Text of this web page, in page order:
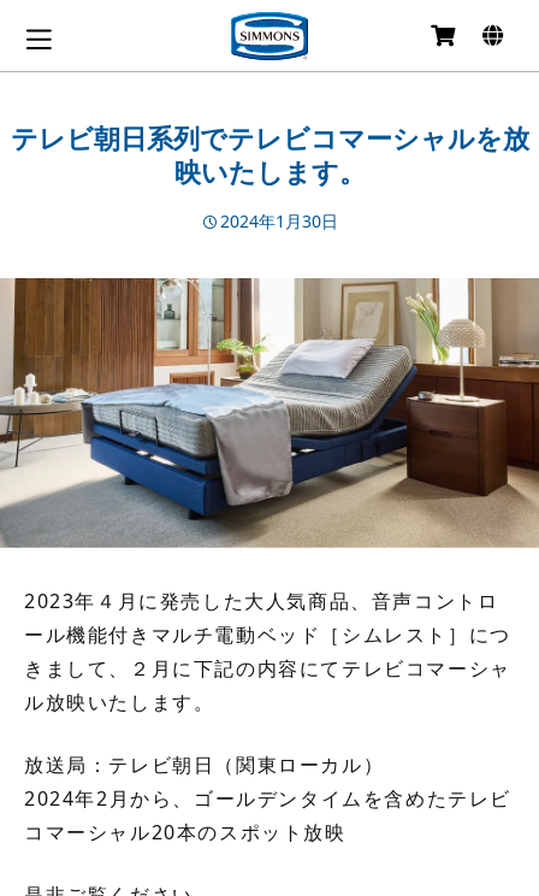
ン
ツ
テレビ朝日系列でテレビコマーシャルを放
映いたします。
2024年1月30日
2023年４月に発売した大人気商品、音声コントロ
ール機能付きマルチ電動ベッド［シムレスト］につ
きまして、２月に下記の内容にてテレビコマーシャ
ル放映いたします。
放送局：テレビ朝日（関東ローカル）
2024年2月から、ゴールデンタイムを含めたテレビ
コマーシャル20本のスポット放映